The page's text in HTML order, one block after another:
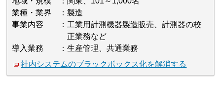
業種・業界
製造
事業内容
工業用計測機器製造販売、計測器の校
正業務など
導入業務
生産管理、共通業務
社内システムのブラックボックス化を解消する